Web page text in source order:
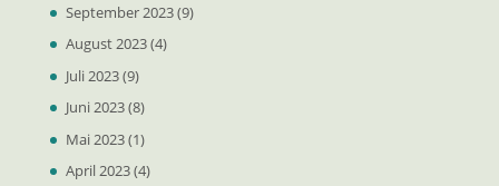
September 2023(9)
August 2023(4)
Juli 2023(9)
Juni 2023(8)
Mai 2023(1)
April 2023(4)